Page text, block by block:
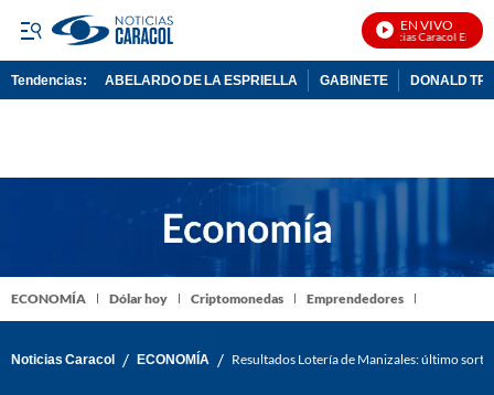
EN VIVO
Noticias Caracol En Vivo
Tendencias: ABELARDO DE LA ESPRIELLA GABINETE DONALD
ECONOMÍA Dólar hoy Criptomonedas Emprendedores
Noticias Caracol / ECONOMÍA / Resultados Lotería de Manizales: último